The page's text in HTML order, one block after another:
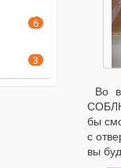
Во
бы
с
вы
6
3